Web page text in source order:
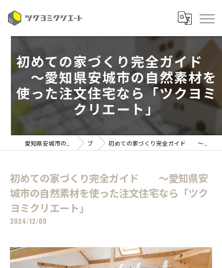
初めての家づくり完全ガイド
～愛知県安城市の自然素材を
使った注文住宅なら「ツクヨミ
クリエート」
ブログ 初めての家づくり完全ガイド ～愛知県安城市の自然素材を使った注文住宅なら「ツクヨミクリエート」
初めての家づくり完全ガイド ～愛知県安
城市の自然素材を使った注文住宅なら「ツク
ヨミクリエート」
2024/12/09